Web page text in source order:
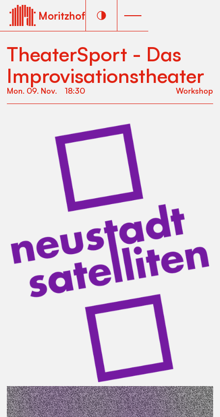
Moritzhof
TheaterSport - Das
Improvisationstheater
Mon. 09. Nov. 18:30 Workshop
Ein regelmäßiger Improvisations-Theater-Workshop
mit den beiden Theatervermittelnden Anja Engelhard
und Tillmann Stämmler.